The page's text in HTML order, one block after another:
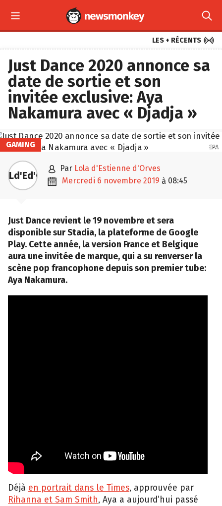
 
LES + RÉCENTS 
Just Dance 2020 annonce sa
date de sortie et son
invitée exclusive: Aya
Nakamura avec « Djadja »
EPA
GAMING
Ld'Ed'O  par Lola d'Estienne d'Orves
 mercredi 6 novembre 2019 à 08:45
Just Dance revient le 19 novembre et sera
disponible sur Stadia, la plateforme de Google
Play. Cette année, la version France et Belgique
aura une invitée de marque, qui a su renverser la
scène pop francophone depuis son premier tube:
Aya Nakamura.
Déjà en portrait dans le Times, approuvée par
Rihanna et Sam Smith, Aya a aujourd’hui passé